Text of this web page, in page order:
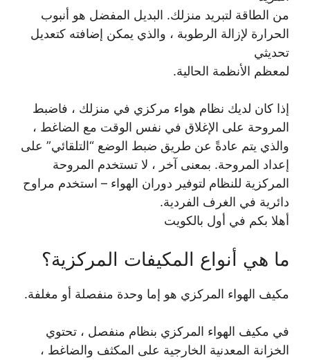
من الطاقة لتبريد منزلك. البديل المفضل هو أنبوب
الحرارة لإزالة الرطوبة ، والذي يمكن إضافته كتعديل
تحديثي
لمعظم الأنظمة الحالية.
إذا كان لديك نظام هواء مركزي في منزلك ، فاضبط
المروحة على الإغلاق في نفس الوقت مع الضاغط ،
والذي يتم عادةً عن طريق ضبط الوضع “التلقائي” على
إعداد المروحة. بمعنى آخر ، لا تستخدم المروحة
المركزية للنظام لتوفير دوران الهواء – استخدم مراوح
دائرية في الغرف الفردية.
أهلا بكم في أول بالكويت
ما هي أنواع المكيفات المركزية؟
مكيف الهواء المركزي هو إما وحدة منفصلة أو مغلفة.
في مكيف الهواء المركزي بنظام منفصل ، تحتوي
الخزانة المعدنية الخارجية على المكثف والضاغط ،